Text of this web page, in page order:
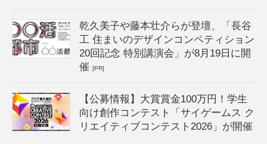
乾久美子や藤本壮介らが登壇、「長谷
工 住まいのデザインコンペティション
20回記念 特別講演会」が8月19日に開
催[PR]
【公募情報】大賞賞金100万円！学生
向け創作コンテスト「サイゲームス ク
リエイティブコンテスト2026」が開催